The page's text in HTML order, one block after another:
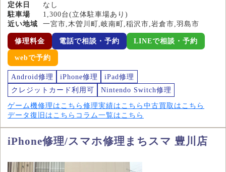
定休日
なし
駐車場
1,300台(立体駐車場あり)
近い地域
一宮市,木曽川町,岐南町,稲沢市,岩倉市,羽島市
修理料金 電話で相談・予約 LINEで相談・予約
webで予約
Android修理 iPhone修理
iPad修理
クレジットカード利用可
Nintendo Switch修理
ゲーム機修理はこちら 修理実績はこちら 中古買取はこちら
データ復旧はこちら コラム一覧はこちら
iPhone修理/スマホ修理まちスマ 豊川店